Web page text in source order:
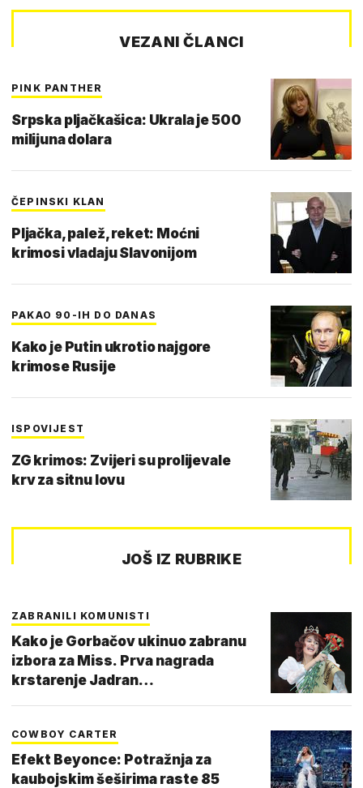
VEZANI ČLANCI
PINK PANTHER
Srpska pljačkašica: Ukrala je 500
milijuna dolara
ČEPINSKI KLAN
Pljačka, palež, reket: Moćni
krimosi vladaju Slavonijom
PAKAO 90-IH DO DANAS
Kako je Putin ukrotio najgore
krimose Rusije
ISPOVIJEST
ZG krimos: Zvijeri su prolijevale
krv za sitnu lovu
JOŠ IZ RUBRIKE
ZABRANILI KOMUNISTI
Kako je Gorbačov ukinuo zabranu
izbora za Miss. Prva nagrada
krstarenje Jadran…
COWBOY CARTER
Efekt Beyonce: Potražnja za
kaubojskim šeširima raste 85